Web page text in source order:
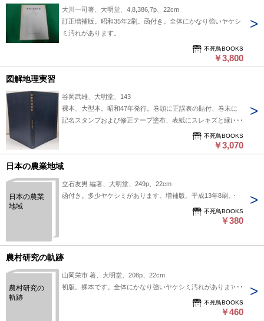
大川一司著、大明堂、4,8,386,7p、22cm
訂正増補版。昭和35年2刷。函付き。全体にかなり強いヤケシ
ミ汚れがあります。
不死鳥BOOKS
￥3,800
図解地理実習
谷岡武雄、大明堂、143
裸本、大型本。昭和47年発行。巻頭に正誤表の貼付、巻末に
記名スタンプおよび修正テープ塗布、表紙にスレキズと縁に損
傷、反りとヤケシミ汚れ等の傷みがあります。
不死鳥BOOKS
￥3,070
日本の農業地域
日本の農業
地域
立石友男 編著、大明堂、249p、22cm
函付き。多少ヤケシミがあります。増補版。平成13年8刷。
不死鳥BOOKS
￥380
農村研究の軌跡
農村研究の
軌跡
山岡栄市 著、大明堂、208p、22cm
初版。裸本です。全体にかなり強いヤケシミ汚れがあります。
不死鳥BOOKS
￥460